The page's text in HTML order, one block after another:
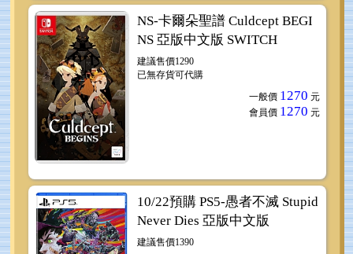
NS-卡爾朵聖譜 Culdcept BEGI
NS 亞版中文版 SWITCH
建議售價1290
已無存貨可代購
一般價 1270 元
會員價 1270 元
10/22預購 PS5-愚者不滅 Stupid
Never Dies 亞版中文版
建議售價1390